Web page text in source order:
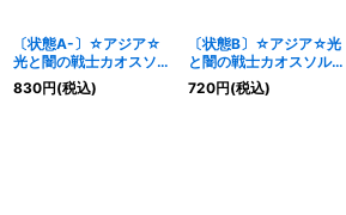
〔状態A-〕☆アジア☆
光と闇の戦士カオスソル
ジャー【シークレット】
{アジアCORI-JP028}
830円(税込)
〔状態B〕☆アジア☆光
と闇の戦士カオスソルジ
ャー【シークレット】
{アジアCORI-JP028}
720円(税込)